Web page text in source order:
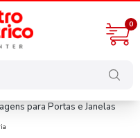
0
para Portas e Janelas
para-portas-e-janelas